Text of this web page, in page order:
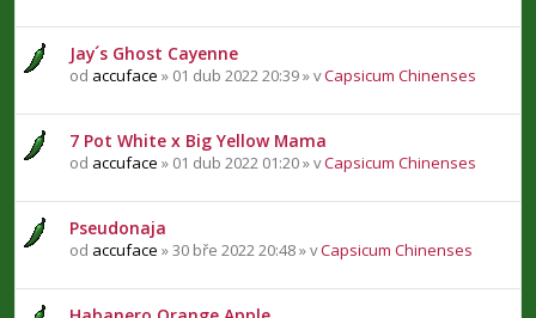
Jay´s Ghost Cayenne
od accuface » 01 dub 2022 20:39 » vCapsicum Chinenses
7 Pot White x Big Yellow Mama
od accuface » 01 dub 2022 01:20 » vCapsicum Chinenses
Pseudonaja
od accuface » 30 bře 2022 20:48 » vCapsicum Chinenses